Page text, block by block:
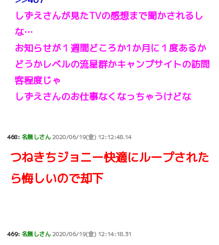
しずえさんが見たTVの感想まで聞かされるし
な…
お知らせが１週間どころか1か月に１度あるか
どうかレベルの流星群かキャンプサイトの訪問
客程度じゃ
しずえさんのお仕事なくなっちゃうけどな
468: 名無しさん2020/06/19(金) 12:12:48.14
つねきちジョニー快適にループされた
ら悔しいので却下
469: 名無しさん2020/06/19(金) 12:14:18.31